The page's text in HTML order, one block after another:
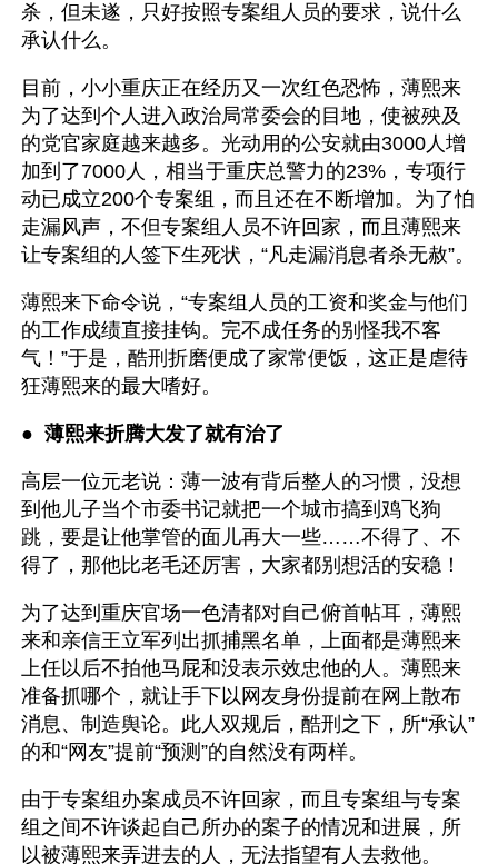
杀，但未遂，只好按照专案组人员的要求，说什么
承认什么。
目前，小小重庆正在经历又一次红色恐怖，薄熙来
为了达到个人进入政治局常委会的目地，使被殃及
的党官家庭越来越多。光动用的公安就由3000人增
加到了7000人，相当于重庆总警力的23%，专项行
动已成立200个专案组，而且还在不断增加。为了怕
走漏风声，不但专案组人员不许回家，而且薄熙来
让专案组的人签下生死状，“凡走漏消息者杀无赦”。
薄熙来下命令说，“专案组人员的工资和奖金与他们
的工作成绩直接挂钩。完不成任务的别怪我不客
气！”于是，酷刑折磨便成了家常便饭，这正是虐待
狂薄熙来的最大嗜好。
● 薄熙来折腾大发了就有治了
高层一位元老说：薄一波有背后整人的习惯，没想
到他儿子当个市委书记就把一个城市搞到鸡飞狗
跳，要是让他掌管的面儿再大一些……不得了、不
得了，那他比老毛还厉害，大家都别想活的安稳！
为了达到重庆官场一色清都对自己俯首帖耳，薄熙
来和亲信王立军列出抓捕黑名单，上面都是薄熙来
上任以后不拍他马屁和没表示效忠他的人。薄熙来
准备抓哪个，就让手下以网友身份提前在网上散布
消息、制造舆论。此人双规后，酷刑之下，所“承认”
的和“网友”提前“预测”的自然没有两样。
由于专案组办案成员不许回家，而且专案组与专案
组之间不许谈起自己所办的案子的情况和进展，所
以被薄熙来弄进去的人，无法指望有人去救他。